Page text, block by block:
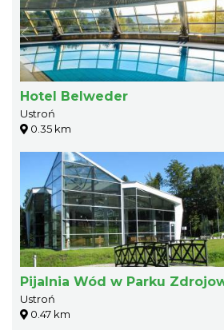
Hotel Belweder
Ustroń
0.35 km
Pijalnia Wód w Parku
Ustroń
0.47 km